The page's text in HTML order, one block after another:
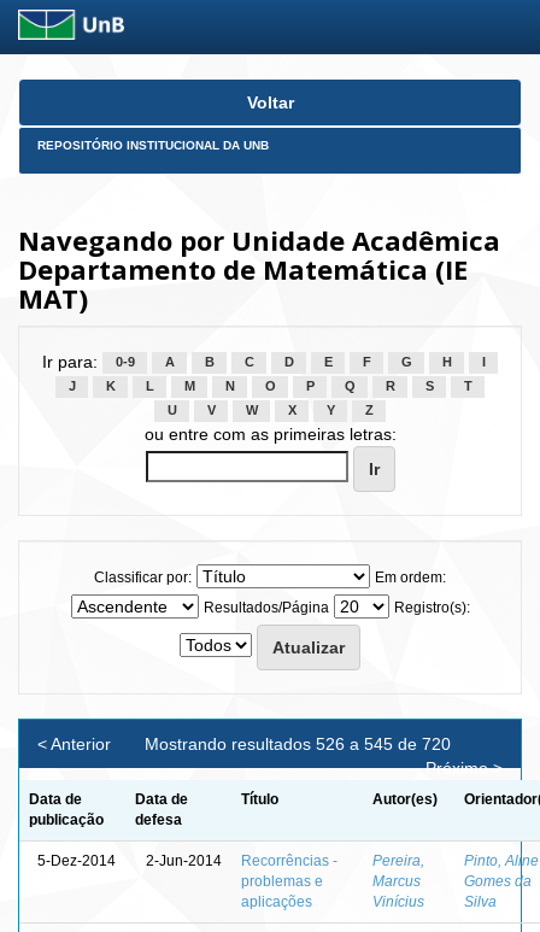
Skip
Voltar
REPOSITÓRIO INSTITUCIONAL DA UNB
Navegando por Unidade Acadêmica
Departamento de Matemática (IE
MAT)
Ir para: 0-9 A B C D E F G H
J
K L M N O P Q R S
T
U
V W X Y Z
ou entre com as primeiras letras:
Classificar por:
Em ordem:
Resultados/Página
Registro(s):
Mostrando resultados 526 a 545 de 720
< Anterior
Próximo >
Data de
publicação
Data de
defesa
Título Autor(es)
5-Dez-2014 2-Jun-2014
Recorrências -
problemas e
aplicações
Pereira,
Marcus
Vinícius
Pinto, Aline
Gomes da
Silva